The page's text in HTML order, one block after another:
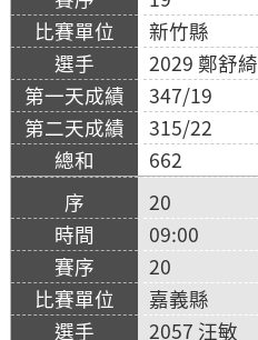
新竹縣
2029 鄭舒綺
347/19
315/22
662
20
09:00
20
嘉義縣
2057 汪敏